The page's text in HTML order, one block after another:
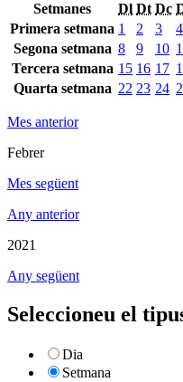
Setmanes
Dl Dt Dc
Primera setmana 1 2 3 4
Segona setmana 8 9 10
Tercera setmana 15 16 17
Quarta setmana 22 23 24
Mes anterior
Febrer
Mes següent
Any anterior
2021
Any següent
Seleccioneu el
Dia
Setmana